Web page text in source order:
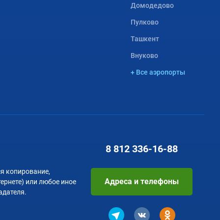
Домодедово
Пулково
Ташкент
Внуково
+ Все аэропорты
копирование,
или любое иное
8 812 336-16-88
Адреса и телефоны